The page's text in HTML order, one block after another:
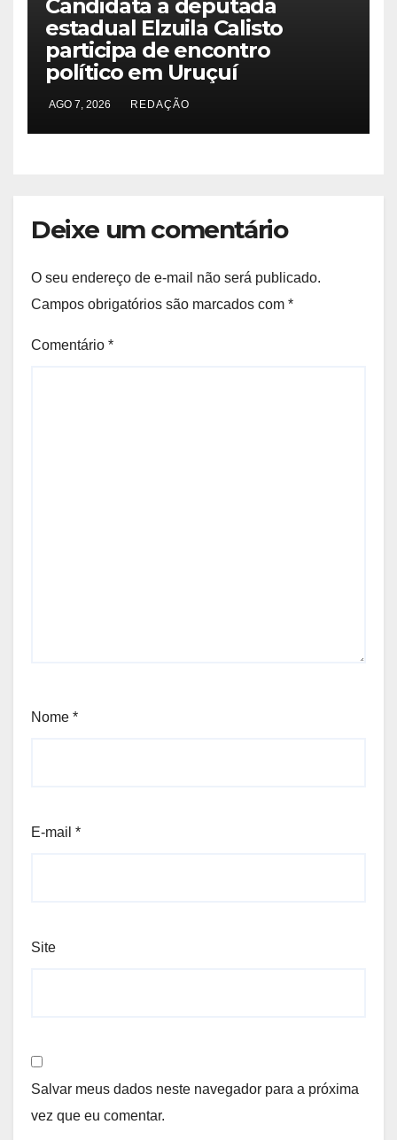
Candidata a deputada
estadual Elzuila Calisto
participa de encontro
político em Uruçuí
AGO 7, 2026 REDAÇÃO
Deixe um comentário
O seu endereço de e-mail não será publicado.
Campos obrigatórios são marcados com *
Comentário *
Nome *
E-mail *
Site
Salvar meus dados neste navegador para a próxima
vez que eu comentar.